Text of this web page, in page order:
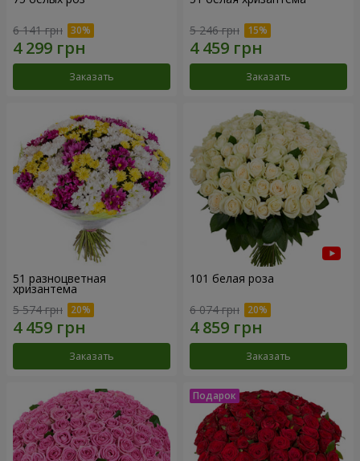
6 141 грн
Заказать
5 246 грн
Заказать
51 разноцветная
хризантема
5 574 грн
Заказать
101 белая роза
6 074 грн
Заказать